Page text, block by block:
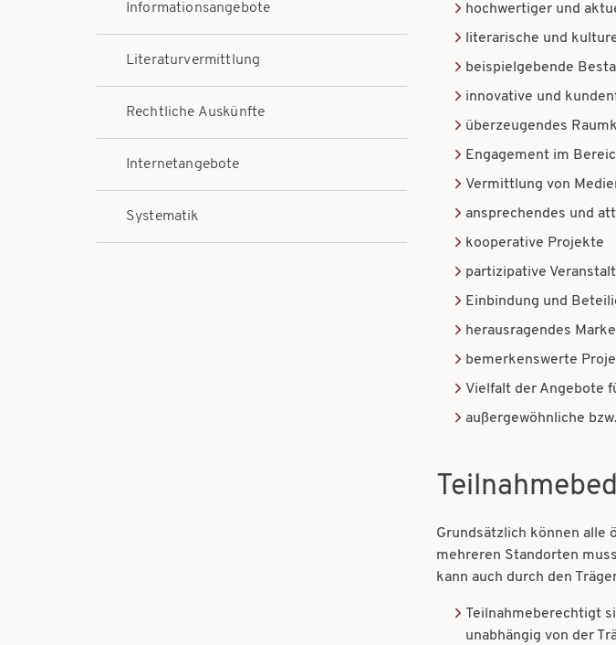
Informationsangebote
Literaturvermittlung
Rechtliche Auskünfte
Internetangebote
Systematik
hochwertiger und
literarische und
beispielgebende
innovative und
überzeugendes
Engagement im
Vermittlung von
ansprechendes und
kooperative Projekte
partizipative
Einbindung und
herausragendes
bemerkenswerte
Vielfalt der Angebote
außergewöhnliche
Grundsätzlich können
mehreren Standorten
kann auch durch den
Teilnahmeberechtigt
unabhängig von der